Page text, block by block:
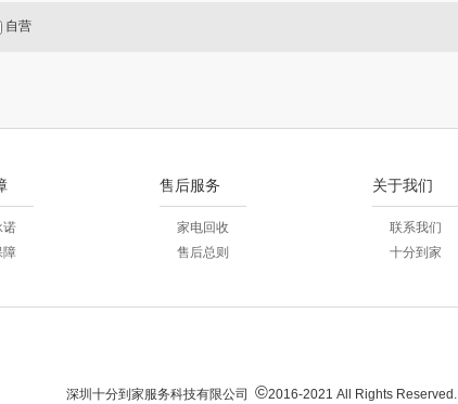
自营
诺
障
售后服务
家电回收
售后总则
关于我们
联系我们
十分到家
深圳十分到家服务科技有限公司 ©2016-2021 All Rights Reserved.